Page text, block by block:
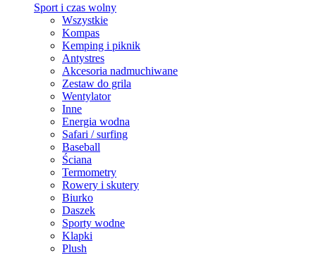
Sport i czas wolny
Wszystkie
Kompas
Kemping i piknik
Antystres
Akcesoria nadmuchiwane
Zestaw do grila
Wentylator
Inne
Energia wodna
Safari / surfing
Baseball
Ściana
Termometry
Rowery i skutery
Biurko
Daszek
Sporty wodne
Klapki
Plush